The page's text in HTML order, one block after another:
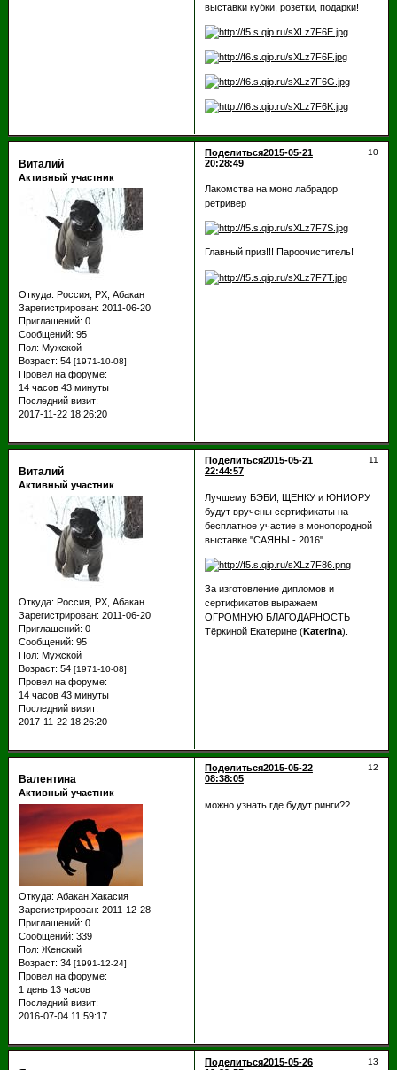
выставки кубки, розетки, подарки!
Поделиться 10
2015-05-21
20:28:49
Виталий
Активный участник
Откуда: Россия, РХ, Абакан
Зарегистрирован: 2011-06-20
Приглашений: 0
Сообщений: 95
Пол: Мужской
Возраст: 54 [1971-10-08]
Провел на форуме:
14 часов 43 минуты
Последний визит:
2017-11-22 18:26:20
Лакомства на моно лабрадор
ретривер
Главный приз!!! Пароочиститель!
Поделиться 11
2015-05-21
22:44:57
Виталий
Активный участник
Откуда: Россия, РХ, Абакан
Зарегистрирован: 2011-06-20
Приглашений: 0
Сообщений: 95
Пол: Мужской
Возраст: 54 [1971-10-08]
Провел на форуме:
14 часов 43 минуты
Последний визит:
2017-11-22 18:26:20
Лучшему БЭБИ, ЩЕНКУ и ЮНИОРУ
будут вручены сертификаты на
бесплатное участие в монопородной
выставке "САЯНЫ - 2016"
За изготовление дипломов и
сертификатов выражаем
ОГРОМНУЮ БЛАГОДАРНОСТЬ
Тёркиной Екатерине (Katerina).
Поделиться 12
2015-05-22
08:38:05
Валентина
Активный участник
Откуда: Абакан,Хакасия
Зарегистрирован: 2011-12-28
Приглашений: 0
Сообщений: 339
Пол: Женский
Возраст: 34 [1991-12-24]
Провел на форуме:
1 день 13 часов
Последний визит:
2016-07-04 11:59:17
можно узнать где будут ринги??
Поделиться 13
2015-05-26